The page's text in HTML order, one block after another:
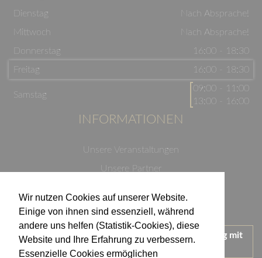
Wir nutzen Cookies auf unserer Website.
Einige von ihnen sind essenziell, während
andere uns helfen (Statistik-Cookies), diese
Website und Ihre Erfahrung zu verbessern.
Essenzielle Cookies ermöglichen
Dienstag
Nach Absprache!
Mittwoch
Nach Absprache!
Donnerstag
16:00 - 18:30
Freitag
16:00 - 18:30
Samstag
09:00 - 11:00
13:00 - 16:00
INFORMATIONEN
Unsere Veranstaltungen
Unsere Partner
Impressum
Wir treten für einen verantwortungsvollen Umgang mit
Alkohol ein.